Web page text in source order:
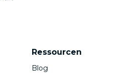
Ressourcen
Blog